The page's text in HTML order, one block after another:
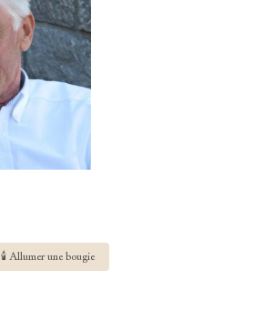
🕯 Allumer une bougie